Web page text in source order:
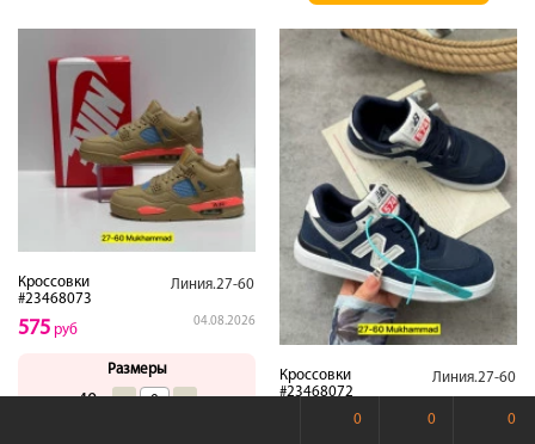
Кроссовки
#23468073
Линия.27-60
04.08.2026
575 руб
Размеры
40 - +
Кроссовки
#23468072
Линия.27-60
04.08.2026
0 0 0